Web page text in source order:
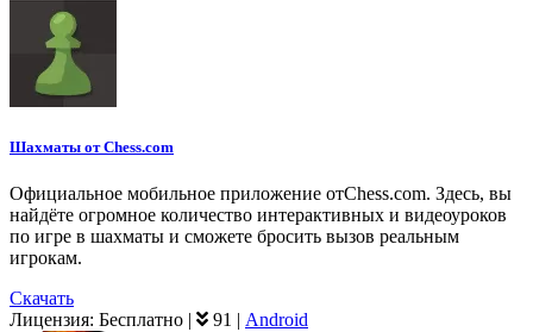
Шахматы от Chess.com
Официальное мобильное приложение отChess.com. Здесь, вы
найдёте огромное количество интерактивных и видеоуроков
по игре в шахматы и сможете бросить вызов реальным
игрокам.
Скачать
Лицензия: Бесплатно | 91 | Android